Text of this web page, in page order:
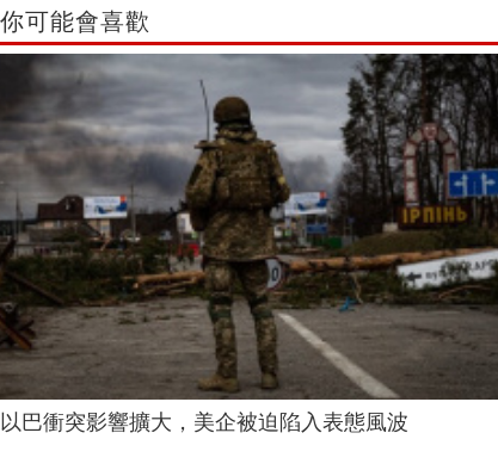
你可能會喜歡
以巴衝突影響擴大，美企被迫陷入表態風波